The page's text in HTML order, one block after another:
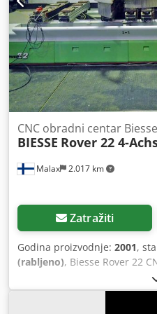
upravljane (X, Y, Z) Dodpfx
glodanje, bušenje,
7,5 bara • Brzina usisnog
Ravni vakuumski stol s
Malax 2.017 km
CNC obradni centar
BIESSE Rover 22 4-
Zatražiti
Godina proizvodnje: 2001,
(rabljeno), Biesse Rover 22
proizvodnje 2001 SN 07498
mm Y-os 1080 mm Z-os 155
vakuumskih čaša 4